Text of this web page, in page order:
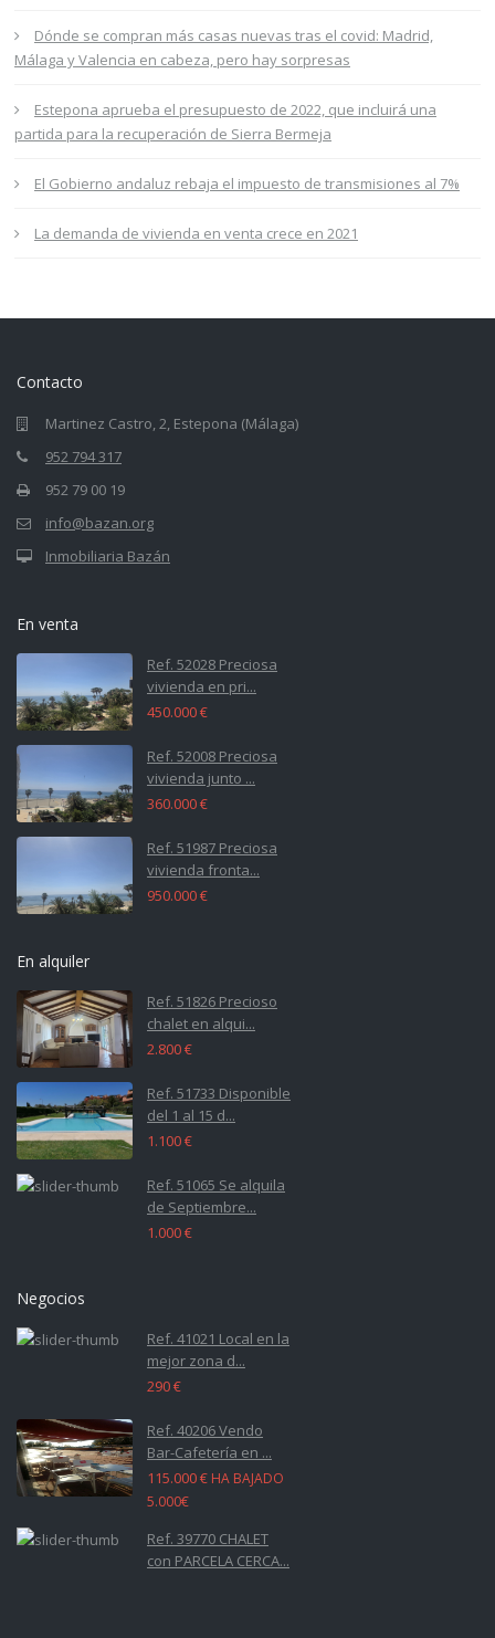
Dónde se compran más casas nuevas tras el covid: Madrid,
Málaga y Valencia en cabeza, pero hay sorpresas
Estepona aprueba el presupuesto de 2022, que incluirá una
partida para la recuperación de Sierra Bermeja
El Gobierno andaluz rebaja el impuesto de transmisiones al 7%
La demanda de vivienda en venta crece en 2021
Contacto
Martinez Castro, 2, Estepona (Málaga)
952 794 317
952 79 00 19
info@bazan.org
Inmobiliaria Bazán
En venta
Ref. 52028 Preciosa
vivienda en pri...
450.000 €
Ref. 52008 Preciosa
vivienda junto ...
360.000 €
Ref. 51987 Preciosa
vivienda fronta...
950.000 €
En alquiler
Ref. 51826 Precioso
chalet en alqui...
2.800 €
Ref. 51733 Disponible
del 1 al 15 d...
1.100 €
Ref. 51065 Se alquila
de Septiembre...
1.000 €
Negocios
Ref. 41021 Local en la
mejor zona d...
290 €
Ref. 40206 Vendo
Bar-Cafetería en ...
115.000 € HA BAJADO
5.000€
Ref. 39770 CHALET
con PARCELA CERCA...